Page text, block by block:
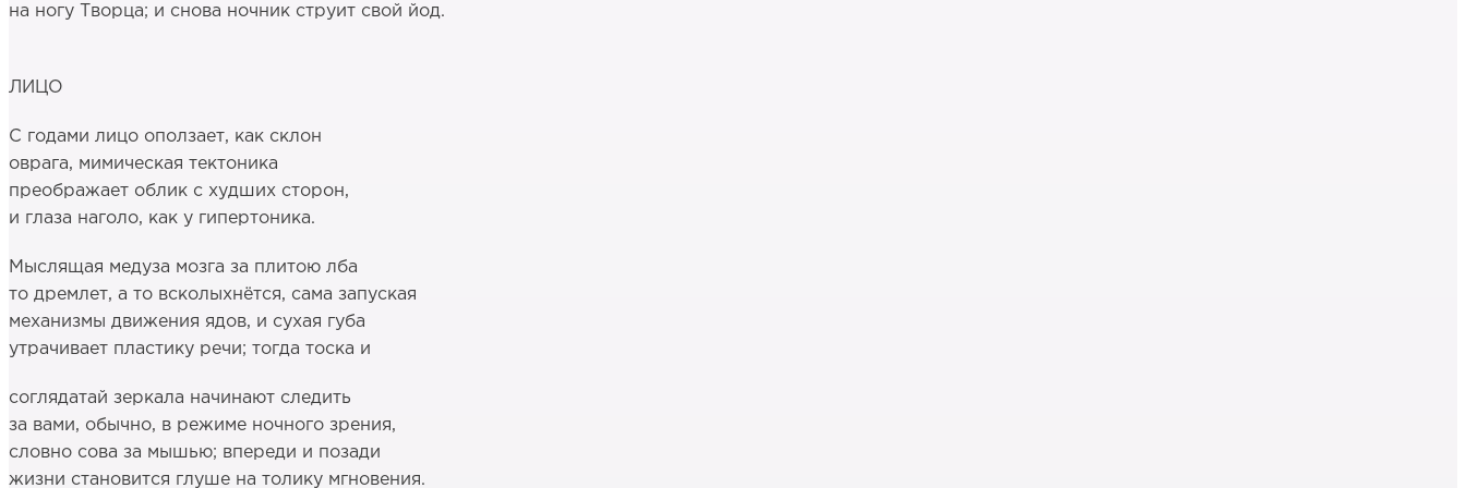
на ногу Творца; и снова ночник струит свой йод.
ЛИЦО
С годами лицо оползает, как склон
оврага, мимическая тектоника
преображает облик с худших сторон,
и глаза наголо, как у гипертоника.
Мыслящая медуза мозга за плитою лба
то дремлет, а то всколыхнётся, сама запуская
механизмы движения ядов, и сухая губа
утрачивает пластику речи; тогда тоска и
соглядатай зеркала начинают следить
за вами, обычно, в режиме ночного зрения,
словно сова за мышью; впереди и позади
жизни становится глуше на толику мгновения.